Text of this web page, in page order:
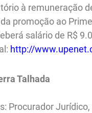
à remuneração
promoção ao
salário de R$
http://
Talhada
Procurador